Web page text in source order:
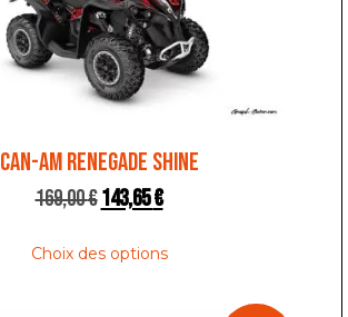
CAN-AM RENEGADE SHINE
169,00€143,65€
Choix des options